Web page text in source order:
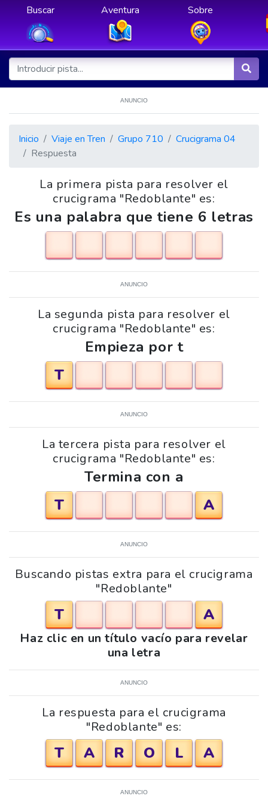
Buscar Aventura Sobre
ANUNCIO
Inicio Viaje en Tren Grupo 710
Crucigrama 04
Respuesta
La primera pista para resolver el
crucigrama "Redoblante" es:
Es una palabra que tiene 6 letras
ANUNCIO
La segunda pista para resolver el
crucigrama "Redoblante" es:
Empieza por t
T
ANUNCIO
La tercera pista para resolver el
crucigrama "Redoblante" es:
Termina con a
T
A
ANUNCIO
Buscando pistas extra para el crucigrama
"Redoblante"
T A
Haz clic en un título vacío para revelar
una letra
ANUNCIO
La respuesta para el crucigrama
"Redoblante" es:
T A R O L A
ANUNCIO